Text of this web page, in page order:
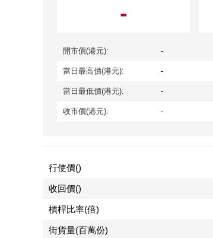
-
開市價(港元): -
當日最高價(港元): -
當日最低價(港元): -
收市價(港元): -
行使價()
收回價()
槓桿比率(倍)
街貨量(百萬份)